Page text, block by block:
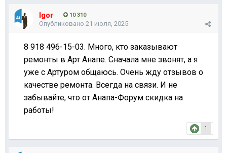
Igor 10 310
Опубликовано 21 июля, 2025
8 918 496-15-03. Много, кто заказывают
ремонты в Арт Анапе. Сначала мне звонят, а я
уже с Артуром общаюсь. Очень жду отзывов о
качестве ремонта. Всегда на связи. И не
забывайте, что от Анапа-Форум скидка на
работы!
1